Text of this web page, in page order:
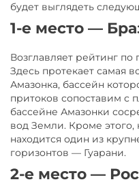
будет выглядеть
1-е место —
Возглавляет рейтинг
Здесь протекает самая
Амазонка, бассейн
притоков сопоставим с
бассейне Амазонки
вод Земли. Кроме
находится один из
горизонтов — Гуарани.
2-е место —